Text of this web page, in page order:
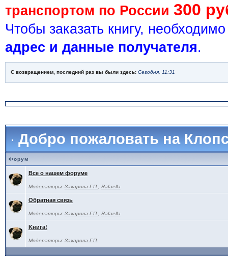
транспортом по России 300
Чтобы заказать книгу,
адрес и данные получателя.
С возвращением, последний раз вы были здесь: Сегодня, 11:31
Добро пожаловать на
Форум
Все о нашем форуме
Модераторы: Захарова Г.П. Rafaella
Обратная связь
Модераторы: Захарова Г.П. Rafaella
Kнига!
Модераторы: Захарова Г.П.